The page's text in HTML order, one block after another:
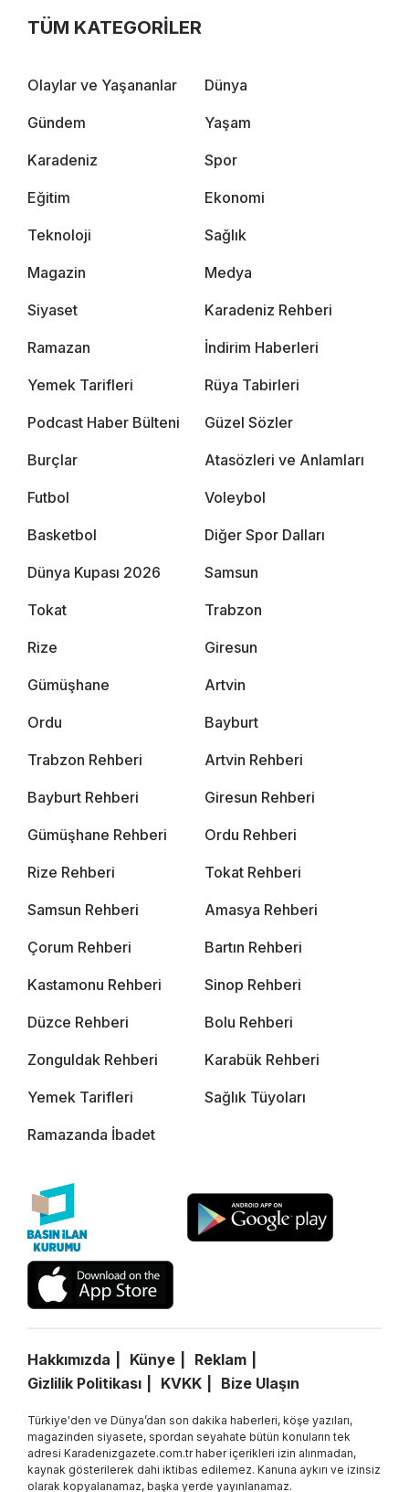
TÜM KATEGORİLER
Olaylar ve Yaşananlar Dünya
Gündem Yaşam
Karadeniz Spor
Eğitim Ekonomi
Teknoloji Sağlık
Magazin Medya
Siyaset Karadeniz Rehberi
Ramazan İndirim Haberleri
Yemek Tarifleri Rüya Tabirleri
Podcast Haber Bülteni Güzel Sözler
Burçlar Atasözleri ve Anlamları
Futbol Voleybol
Basketbol Diğer Spor Dalları
Dünya Kupası 2026 Samsun
Tokat Trabzon
Rize Giresun
Gümüşhane Artvin
Ordu Bayburt
Trabzon Rehberi Artvin Rehberi
Bayburt Rehberi Giresun Rehberi
Gümüşhane Rehberi Ordu Rehberi
Rize Rehberi Tokat Rehberi
Samsun Rehberi Amasya Rehberi
Çorum Rehberi Bartın Rehberi
Kastamonu Rehberi Sinop Rehberi
Düzce Rehberi Bolu Rehberi
Zonguldak Rehberi Karabük Rehberi
Yemek Tarifleri Sağlık Tüyoları
Ramazanda İbadet
Hakkımızda Künye
Reklam
Gizlilik Politikası
KVKK Bize Ulaşın
Türkiye'den ve Dünya’dan son dakika haberleri, köşe yazıları,
magazinden siyasete, spordan seyahate bütün konuların tek
adresi Karadenizgazete.com.tr haber içerikleri izin alınmadan,
kaynak gösterilerek dahi iktibas edilemez. Kanuna aykırı ve izinsiz
olarak kopyalanamaz, başka yerde yayınlanamaz.